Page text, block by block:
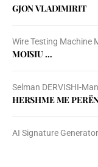
GJON VLADIMIRIT
Wire Testing Machine
MOISIU …
Selman DERVISHI-
HERSHME ME
AI Signature Generator